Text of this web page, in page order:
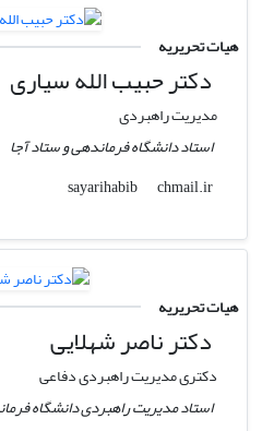
هیات تحریریه
دکتر حبیب الله سیاری
مدیریت راهبردی
استاد دانشگاه فرماندهی و ستاد آجا
sayarihabib
chmail.ir
هیات تحریریه
دکتر ناصر شهلایی
دکتری مدیریت راهبردی دفاعی
استاد مدیریت راهبردی دانشگاه